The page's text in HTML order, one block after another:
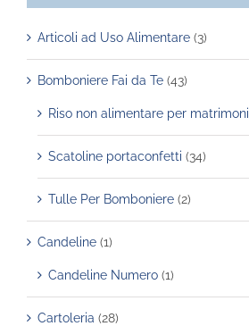
Articoli ad Uso Alimentare (3)
Bomboniere Fai da Te (43)
Riso non alimentare per matrimoni
Scatoline portaconfetti (34)
Tulle Per Bomboniere (2)
Candeline (1)
Candeline Numero (1)
Cartoleria (28)